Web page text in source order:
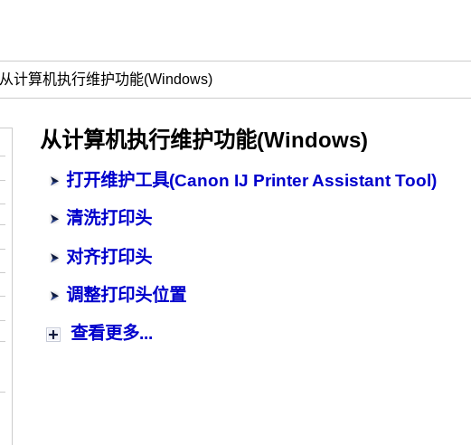
从计算机执行维护功能(Windows)
从计算机执行维护功能(Windows)
打开维护工具(Canon IJ Printer Assistant Tool)
清洗打印头
对齐打印头
调整打印头位置
查看更多...